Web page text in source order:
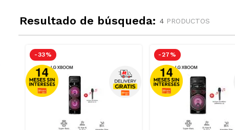
Resultado de búsqueda: 4 PRODUCTOS
-33 % -27 %